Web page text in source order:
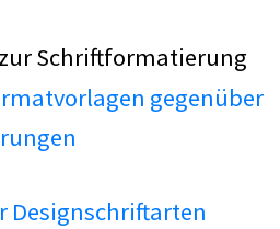
Schriftformatierung
gegenüber
Designschriftarten